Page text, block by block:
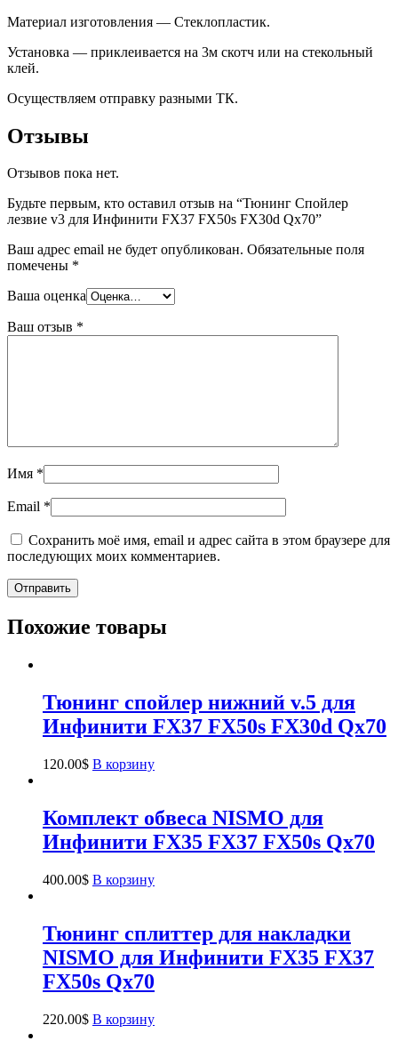
Материал изготовления — Стеклопластик.
Установка — приклеивается на 3м скотч или на стекольный
клей.
Осуществляем отправку разными ТК.
Отзывы
Отзывов пока нет.
Будьте первым, кто оставил отзыв на “Тюнинг Спойлер
лезвие v3 для Инфинити FX37 FX50s FX30d Qx70”
Ваш адрес email не будет опубликован. Обязательные поля
помечены *
Ваша оценка
Ваш отзыв *
Имя *
Email *
Сохранить моё имя, email и адрес сайта в этом браузере для
последующих моих комментариев.
Похожие товары
Тюнинг спойлер нижний v.5 для
Инфинити FX37 FX50s FX30d Qx70
120.00$ В корзину
Комплект обвеса NISMO для
Инфинити FX35 FX37 FX50s Qx70
400.00$ В корзину
Тюнинг сплиттер для накладки
NISMO для Инфинити FX35 FX37
FX50s Qx70
220.00$ В корзину